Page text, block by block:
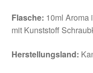
Flasche: 10ml Aroma
mit Kunststoff
Herstellungsland: